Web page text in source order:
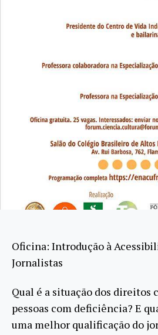
Oficina: Introdução à
Jornalistas
Qual é a situação dos direitos
pessoas com deficiência? E
uma melhor qualificação do